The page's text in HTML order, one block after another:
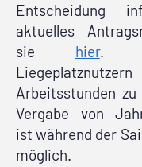
Entscheidung
aktuelles
sie hier
Arbeitsstunden
Vergabe von
ist während der
möglich.